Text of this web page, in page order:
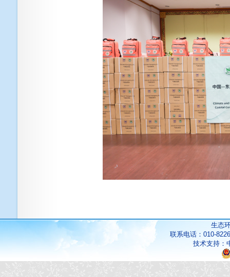
生态
联系电话：010-
技术支持：